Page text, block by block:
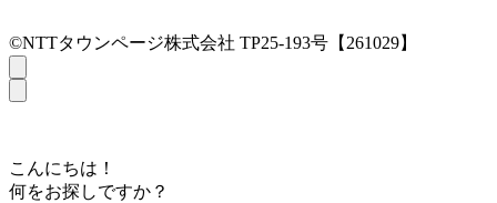
©NTTタウンページ株式会社 TP25-193号【261029】
こんにちは！
何をお探しですか？